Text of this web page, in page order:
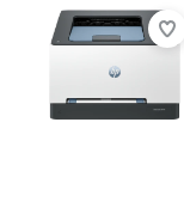
Beoordeling is 8,9